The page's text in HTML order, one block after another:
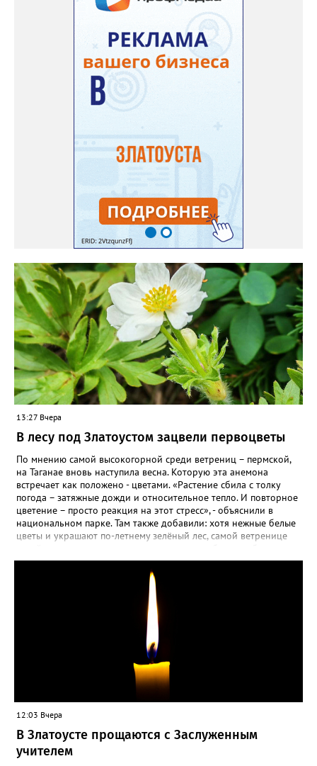
радует меня. Соседи просят саженцы: аромат и до них
доносится. В конце лета собираю лаванду в пучки, сушу –
получаются букеты и саше одновременно. Лаванда широко
используется и в кулинарии». Семена, отметила собеседница
нашего портала, у неё были сорта «Вознесенская узколистная».
Только она хорошо зимует без укрытия. Всхожесть оказалась
на удивление хорошей: из пяти семян из каждой пачки четыре
взошли даже без стратификации. После покупки (по весне)
садовод советует сразу убрать семена в холодильник на два
месяца, а место посадки - мульчировать мелкой корой. Семена
самосевом в ней отлично прорастают. Если иногда срезать
сухие цветы и стряхивать семена вокруг куртины, лаванда
весной прорастет сама. Ещё один секрет – этот символ
Прованса не любит «вкусную» почву. Добавляйте в посадочную
яму гравий и песок – требуется хороший дренаж. В первый год
Екатерина рекомендует цветы убирать, чтобы силы куста
пошли на наращивание корневой системы. А со второго года
пусть лаванда цветёт во всю силу! Фото: Екатерина Бойко,
специально для «Златоуст.инфо». Обсуждение новости здесь
ВКОНТАКТЕ https://vk.com/newszlatoust74
13:27 Вчера
В лесу под Златоустом зацвели первоцветы
По мнению самой высокогорной среди ветрениц – пермской,
на Таганае вновь наступила весна. Которую эта анемона
встречает как положено - цветами. «Растение сбила с толку
погода – затяжные дожди и относительное тепло. И повторное
цветение – просто реакция на этот стресс», - объяснили в
национальном парке. Там также добавили: хотя нежные белые
цветы и украшают по-летнему зелёный лес, самой ветренице
силы перед долгой зимовкой.
12:03 Вчера
В Златоусте прощаются с Заслуженным
учителем